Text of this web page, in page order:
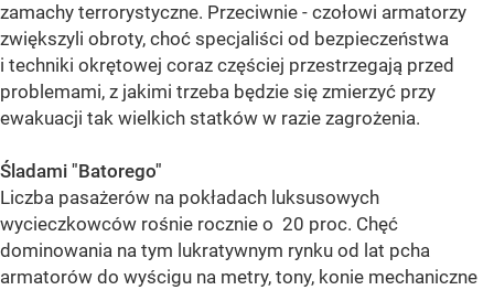
zamachy terrorystyczne. Przeciwnie - czołowi armatorzy
zwiększyli obroty, choć specjaliści od bezpieczeństwa
i techniki okrętowej coraz częściej przestrzegają przed
problemami, z jakimi trzeba będzie się zmierzyć przy
ewakuacji tak wielkich statków w razie zagrożenia.
Śladami "Batorego"
Liczba pasażerów na pokładach luksusowych
wycieczkowców rośnie rocznie o 20 proc. Chęć
dominowania na tym lukratywnym rynku od lat pcha
armatorów do wyścigu na metry, tony, konie mechaniczne